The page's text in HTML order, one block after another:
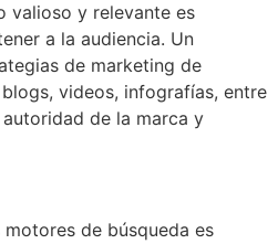
valioso y relevante es
a la audiencia. Un
de marketing de
videos, infografías, entre
de la marca y
de búsqueda es